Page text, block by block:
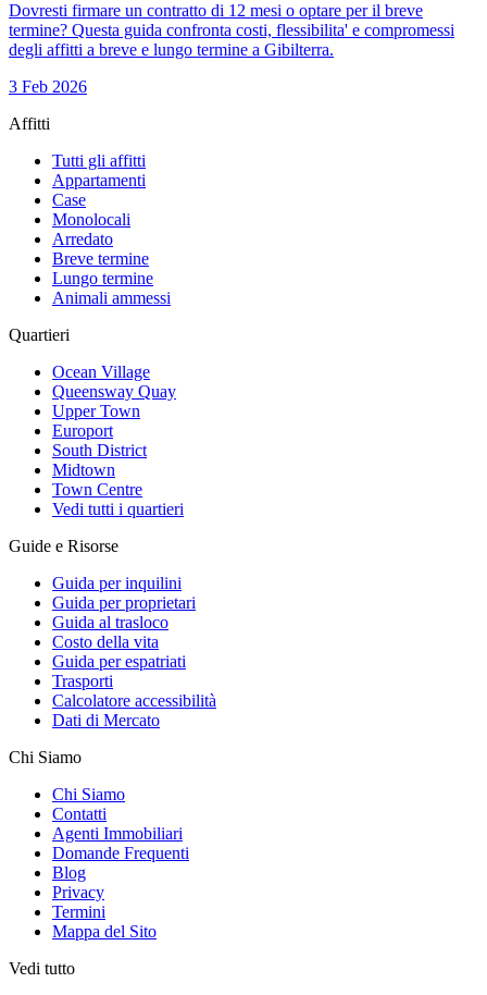
Dovresti firmare un contratto di 12 mesi o optare per il breve
termine? Questa guida confronta costi, flessibilita' e compromessi
degli affitti a breve e lungo termine a Gibilterra.
3 Feb 2026
Affitti
Tutti gli affitti
Appartamenti
Case
Monolocali
Arredato
Breve termine
Lungo termine
Animali ammessi
Quartieri
Ocean Village
Queensway Quay
Upper Town
Europort
South District
Midtown
Town Centre
Vedi tutti i quartieri
Guide e Risorse
Guida per inquilini
Guida per proprietari
Guida al trasloco
Costo della vita
Guida per espatriati
Trasporti
Calcolatore accessibilità
Dati di Mercato
Chi Siamo
Chi Siamo
Contatti
Agenti Immobiliari
Domande Frequenti
Blog
Privacy
Termini
Mappa del Sito
Vedi tutto